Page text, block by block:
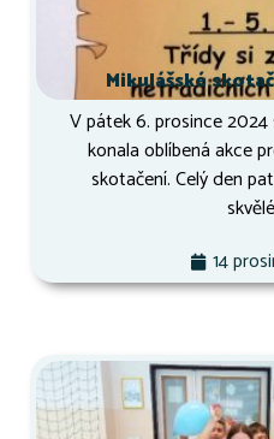
Mikulášské
V pátek 6. prosince
konala oblíbená akce
skotačení. Celý den
14